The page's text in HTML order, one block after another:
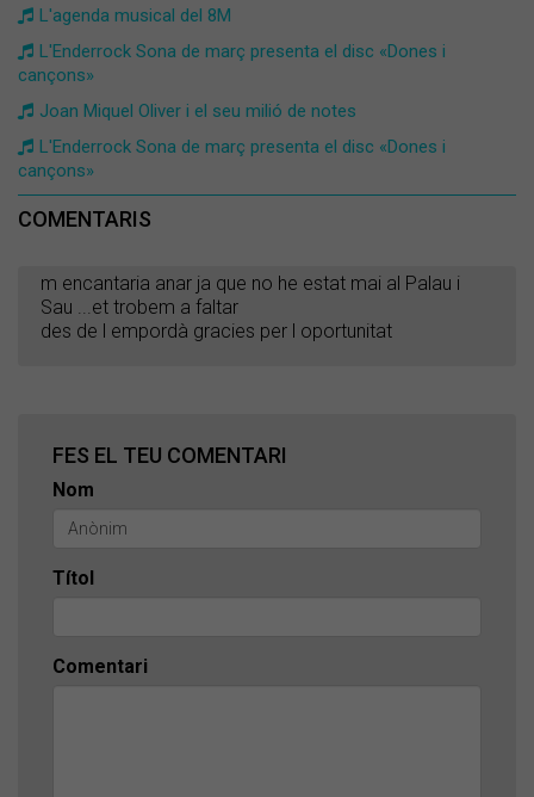
L'agenda musical del 8M
L'Enderrock Sona de març presenta el disc «Dones i
cançons»
Joan Miquel Oliver i el seu milió de notes
L'Enderrock Sona de març presenta el disc «Dones i
cançons»
COMENTARIS
m encantaria anar ja que no he estat mai al Palau i
Sau ...et trobem a faltar
des de l empordà gracies per l oportunitat
FES EL TEU COMENTARI
Nom
Títol
Comentari